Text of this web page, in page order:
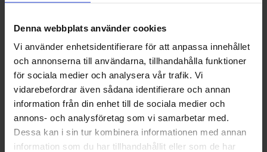
Denna webbplats använder cookies
Vi använder enhetsidentifierare för att anpassa innehållet
och annonserna till användarna, tillhandahålla funktioner
för sociala medier och analysera vår trafik. Vi
vidarebefordrar även sådana identifierare och annan
information från din enhet till de sociala medier och
annons- och analysföretag som vi samarbetar med.
Dessa kan i sin tur kombinera informationen med annan
information som du har tillhandahållit eller som de har
hitta hit